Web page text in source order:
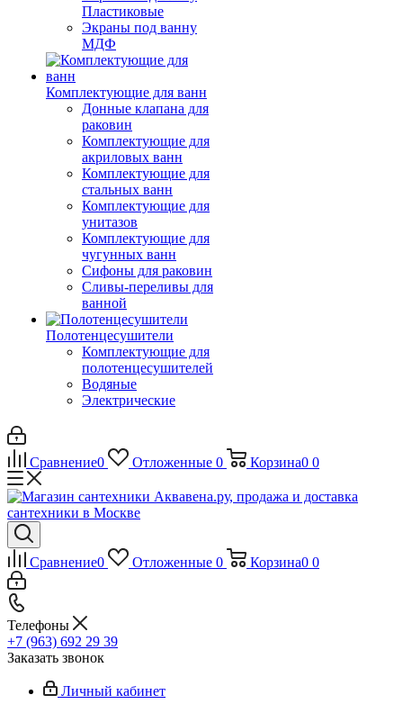
Пластиковые
Экраны под ванну
МДФ
Комплектующие для ванн
Донные клапана для
раковин
Комплектующие для
акриловых ванн
Комплектующие для
стальных ванн
Комплектующие для
унитазов
Комплектующие для
чугунных ванн
Сифоны для раковин
Сливы-переливы для
ванной
Полотенцесушители
Комплектующие для
полотенцесушителей
Водяные
Электрические
Сравнение0 Отложенные 0 Корзина0 0
Сравнение0 Отложенные 0 Корзина0 0
Телефоны
+7 (963) 692 29 39
Заказать звонок
Личный кабинет